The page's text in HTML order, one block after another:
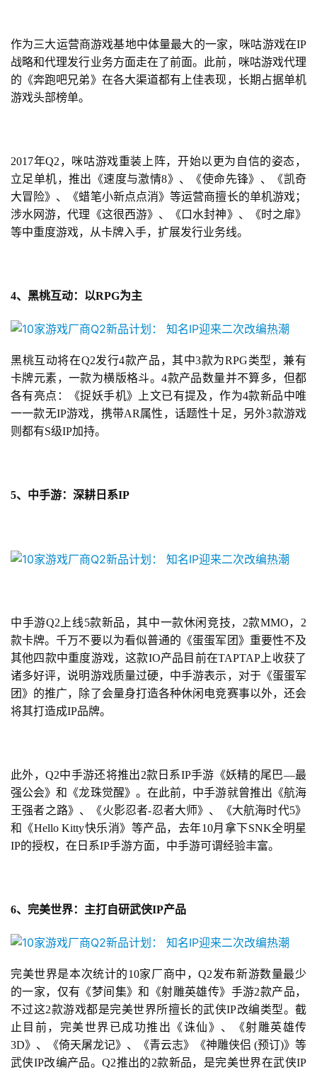
休
闲
游
戏
0
2
5
第
十
三
茶
7
月
3
游
对
上
海
站
(
中
国
)
作为三大运营商游戏基地中体量最大的一家，咪咕游戏在IP
战略和代理发行业务方面走在了前面。此前，咪咕游戏代理
的《奔跑吧兄弟》在各大渠道都有上佳表现，长期占据单机
游戏头部榜单。
2017年Q2，咪咕游戏重装上阵，开始以更为自信的姿态，
立足单机，推出《速度与激情8》、《使命先锋》、《凯奇
大冒险》、《蜡笔小新点点消》等运营商擅长的单机游戏；
涉水网游，代理《这很西游》、《口水封神》、《时之扉》
等中重度游戏，从卡牌入手，扩展发行业务线。
4、黑桃互动：以RPG为主
黑桃互动将在Q2发行4款产品，其中3款为RPG类型，兼有
卡牌元素，一款为横版格斗。4款产品数量并不算多，但都
各有亮点：《捉妖手机》上文已有提及，作为4款新品中唯
一一款无IP游戏，携带AR属性，话题性十足，另外3款游戏
则都有S级IP加持。
5、中手游：深耕日系IP
中手游Q2上线5款新品，其中一款休闲竞技，2款MMO，2
款卡牌。千万不要以为看似普通的《蛋蛋军团》重要性不及
其他四款中重度游戏，这款IO产品目前在TAPTAP上收获了
诸多好评，说明游戏质量过硬，中手游表示，对于《蛋蛋军
团》的推广，除了会量身打造各种休闲电竞赛事以外，还会
将其打造成IP品牌。
此外，Q2中手游还将推出2款日系IP手游《妖精的尾巴—最
强公会》和《龙珠觉醒》。在此前，中手游就曾推出《航海
王强者之路》、《火影忍者-忍者大师》、《大航海时代5》
和《Hello Kitty快乐消》等产品，去年10月拿下SNK全明星
IP的授权，在日系IP手游方面，中手游可谓经验丰富。
6、完美世界：主打自研武侠IP产品
完美世界是本次统计的10家厂商中，Q2发布新游数量最少
的一家，仅有《梦间集》和《射雕英雄传》手游2款产品，
不过这2款游戏都是完美世界所擅长的武侠IP改编类型。截
止目前，完美世界已成功推出《诛仙》、《射雕英雄传
3D》、《倚天屠龙记》、《青云志》《神雕侠侣 (预订)》等
武侠IP改编产品。Q2推出的2款新品，是完美世界在武侠IP